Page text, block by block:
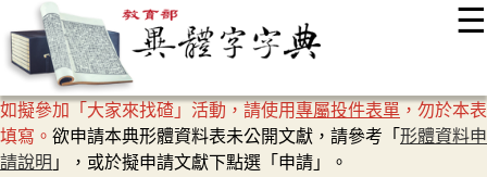
☰
最新消息
顯示模式
網站導覽 EN
如擬參加「大家來找碴」活動，請使用專屬投件表單 ，勿於本表
填寫。 欲申請本典形體資料表未公開文獻，請參考「 形體資料申
請說明 」，或於擬申請文獻下點選「申請」。